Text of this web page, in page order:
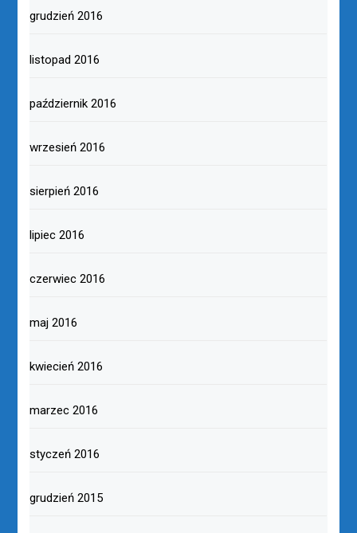
grudzień 2016
listopad 2016
październik 2016
wrzesień 2016
sierpień 2016
lipiec 2016
czerwiec 2016
maj 2016
kwiecień 2016
marzec 2016
styczeń 2016
grudzień 2015